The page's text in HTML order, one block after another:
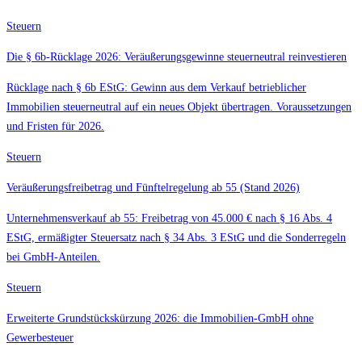
Steuern
Die § 6b-Rücklage 2026: Veräußerungsgewinne steuerneutral reinvestieren
Rücklage nach § 6b EStG: Gewinn aus dem Verkauf betrieblicher
Immobilien steuerneutral auf ein neues Objekt übertragen. Voraussetzungen
und Fristen für 2026.
Steuern
Veräußerungsfreibetrag und Fünftelregelung ab 55 (Stand 2026)
Unternehmensverkauf ab 55: Freibetrag von 45.000 € nach § 16 Abs. 4
EStG, ermäßigter Steuersatz nach § 34 Abs. 3 EStG und die Sonderregeln
bei GmbH-Anteilen.
Steuern
Erweiterte Grundstückskürzung 2026: die Immobilien-GmbH ohne
Gewerbesteuer